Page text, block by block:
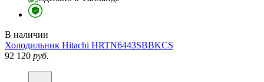
В наличии
Холодильник Hitachi HRTN6443SBBKCS
92 120 руб.